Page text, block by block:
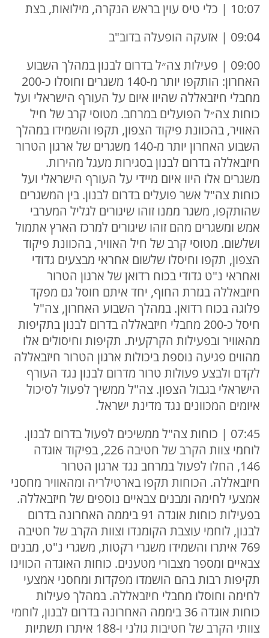
10:07 | כלי טיס עוין בראש הנקרה, מילואות, בצת
09:04 | אזעקה הופעלה בדוב"ב
09:00 | פעילות צה״ל בדרום לבנון במהלך השבוע
האחרון: הותקפו יותר מ-140 משגרים וחוסלו כ-200
מחבלי חיזבאללה שהיוו איום על העורף הישראלי ועל
כוחות צה״ל הפועלים במרחב. מטוסי קרב של חיל
האוויר, בהכוונת פיקוד הצפון, תקפו והשמידו במהלך
השבוע האחרון יותר מ-140 משגרים של ארגון הטרור
חיזבאללה בדרום לבנון בסגירות מעגל מהירות.
משגרים אלו היוו איום מיידי על העורף הישראלי ועל
כוחות צה"ל אשר פועלים בדרום לבנון. בין המשגרים
שהותקפו, משגר ממנו זוהו שיגורים לגליל המערבי
אמש ומשגרים מהם זוהו שיגורים למרכז הארץ אתמול
ושלשום. מטוסי קרב של חיל האוויר, בהכוונת פיקוד
הצפון, תקפו וחיסלו שלשום אחראי מבצעים גדודי
ואחראי נ"ט גדודי בכוח רדואן של ארגון הטרור
חיזבאללה בגזרת החוף, יחד איתם חוסל גם מפקד
פלוגה בכוח רדואן. במהלך השבוע האחרון, צה"ל
חיסל כ-200 מחבלי חיזבאללה בדרום לבנון בתקיפות
מהאוויר ובפעילות הקרקעית. תקיפות וחיסולים אלו
מהווים פגיעה נוספת ביכולות ארגון הטרור חיזבאללה
לקדם ולבצע פעולות טרור מדרום לבנון נגד העורף
הישראלי בגבול הצפון. צה"ל ממשיך לפעול לסיכול
איומים המכוונים נגד מדינת ישראל.
07:45 | כוחות צה"ל ממשיכים לפעול בדרום לבנון.
לוחמי צוות הקרב של חטיבה 226, בפיקוד אוגדה
146, החלו לפעול במרחב נגד ארגון הטרור
חיזבאללה. הכוחות תקפו בארטילריה ומהאוויר מחסני
אמצעי לחימה ומבנים צבאיים נוספים של חיזבאללה.
בפעילות כוחות אוגדה 91 ביממה האחרונה בדרום
לבנון, לוחמי עוצבת הקומנדו וצוות הקרב של חטיבה
769 איתרו והשמידו משגרי רקטות, משגרי נ"ט, מבנים
צבאיים ומספר מצבורי מטענים. כוחות האוגדה הכווינו
תקיפות רבות בהם הושמדו מפקדות ומחסני אמצעי
לחימה וחוסלו מחבלי חיזבאללה. במהלך פעילות
כוחות אוגדה 36 ביממה האחרונה בדרום לבנון, לוחמי
צוותי הקרב של חטיבות גולני ו-188 איתרו תשתיות